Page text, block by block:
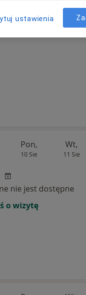
Pon,
10 Sie
Wt,
11 Sie
nie jest dostępne
o wizytę
ustawienia